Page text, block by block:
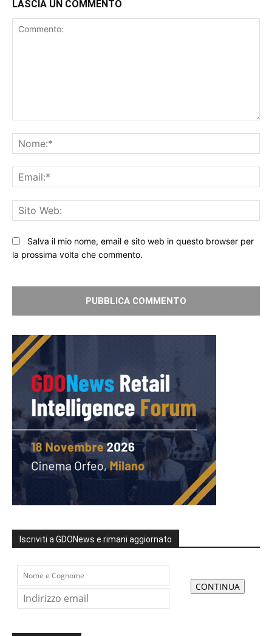
LASCIA UN COMMENTO
Salva il mio nome, email e sito web in questo browser per
la prossima volta che commento.
Iscriviti a GDONews e rimani aggiornato